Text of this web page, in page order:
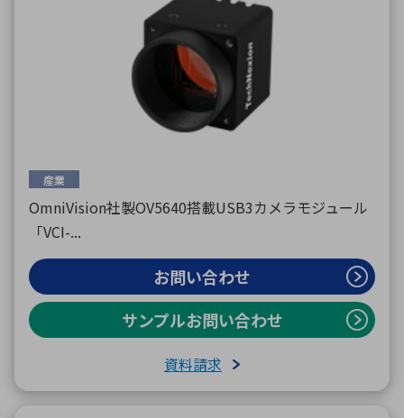
半導体・電子部品小ロット
産業
OmniVision社製OV5640搭載USB3カメラモジュール
「VCI-...
お問い合わせ
サンプルお問い合わせ
資料請求